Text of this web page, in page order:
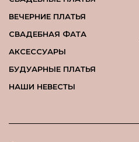
ВЕЧЕРНИЕ ПЛАТЬЯ
СВАДЕБНАЯ ФАТА
АКСЕССУАРЫ
БУДУАРНЫЕ ПЛАТЬЯ
НАШИ НЕВЕСТЫ